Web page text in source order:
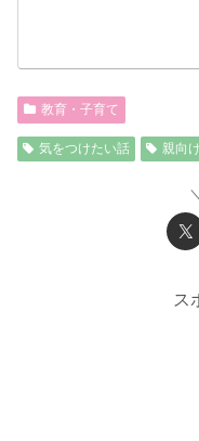
教育・子育て
気をつけたい話 親向
ス